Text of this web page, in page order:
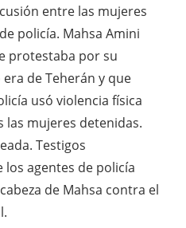
entre las mujeres
policía. Mahsa Amini
protestaba por su
de Teherán y que
usó violencia física
las mujeres detenidas.
Testigos
agentes de policía
de Mahsa contra el